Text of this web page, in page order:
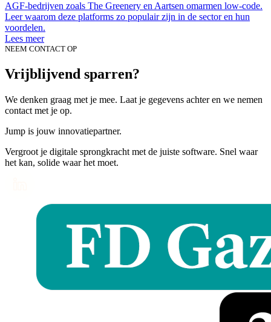
AGF-bedrijven zoals The Greenery en Aartsen omarmen low-code.
Leer waarom deze platforms zo populair zijn in de sector en hun
voordelen.
Lees meer
NEEM CONTACT OP
Vrijblijvend sparren?
We denken graag met je mee. Laat je gegevens achter en we nemen
contact met je op.
Jump is jouw innovatiepartner.
Vergroot je digitale sprongkracht met de juiste software. Snel waar
het kan, solide waar het moet.